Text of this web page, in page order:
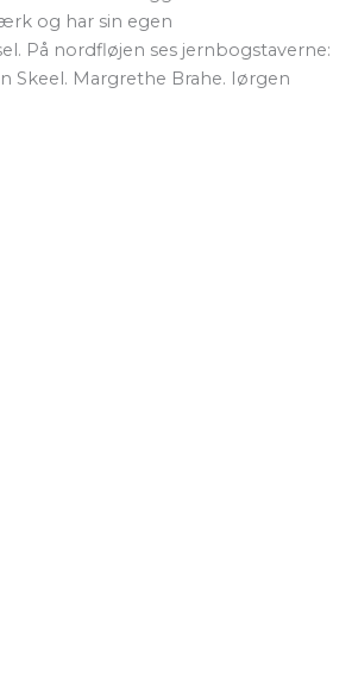
og har sin egen
På nordfløjen ses jernbogstaverne:
Skeel. Margrethe Brahe. Iørgen